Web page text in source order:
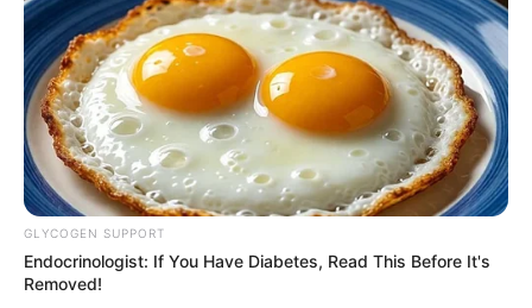
GLYCOGEN SUPPORT
Endocrinologist: If You Have Diabetes, Read This Before It's
Removed!